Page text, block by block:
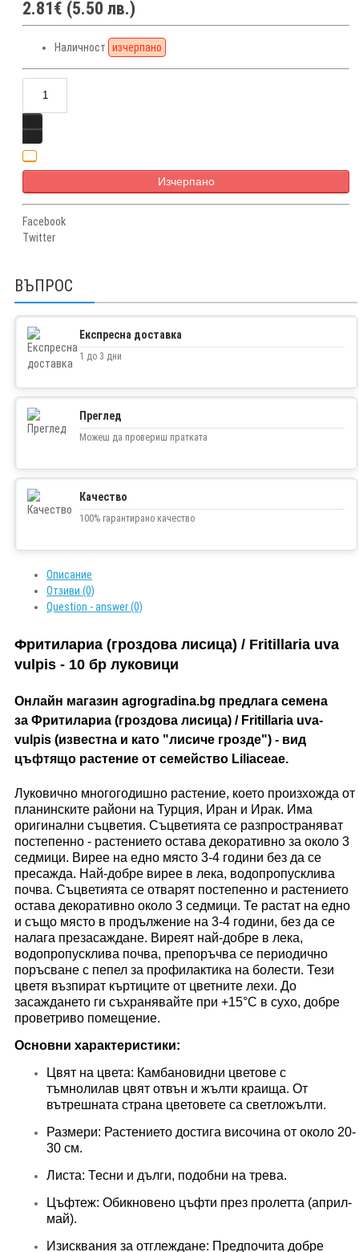
2.81€ (5.50 лв.)
Наличност изчерпано
Изчерпано
Facebook
Twitter
ВЪПРОС
Експресна доставка
1 до 3 дни
Преглед
Можеш да провериш пратката
Качество
100% гарантирано качество
Описание
Отзиви (0)
Question - answer (0)
Фритилариа (гроздова лисица) / Fritillaria uva
vulpis - 10 бр луковици
Онлайн магазин agrogradina.bg предлага семена
за Фритилариа (гроздова лисица) / Fritillaria uva-
vulpis (известна и като "лисиче грозде") - вид
цъфтящо растение от семейство Liliaceae.
Луковично многогодишно растение, което произхожда от
планинските райони на Турция, Иран и Ирак. Има
оригинални съцветия. Съцветията се разпространяват
постепенно - растението остава декоративно за около 3
седмици. Вирее на едно място 3-4 години без да се
пресажда. Най-добре вирее в лека, водопропусклива
почва. Съцветията се отварят постепенно и растението
остава декоративно около 3 седмици. Те растат на едно
и също място в продължение на 3-4 години, без да се
налага презасаждане. Виреят най-добре в лека,
водопропусклива почва, препоръчва се периодично
поръсване с пепел за профилактика на болести. Тези
цветя възпират къртиците от цветните лехи. До
засаждането ги съхранявайте при +15°C в сухо, добре
проветриво помещение.
Основни характеристики:
Цвят на цвета: Камбановидни цветове с
тъмнолилав цвят отвън и жълти краища. От
вътрешната страна цветовете са светложълти.
Размери: Растението достига височина от около 20-
30 см.
Листа: Тесни и дълги, подобни на трева.
Цъфтеж: Обикновено цъфти през пролетта (април-
май).
Изисквания за отглеждане: Предпочита добре